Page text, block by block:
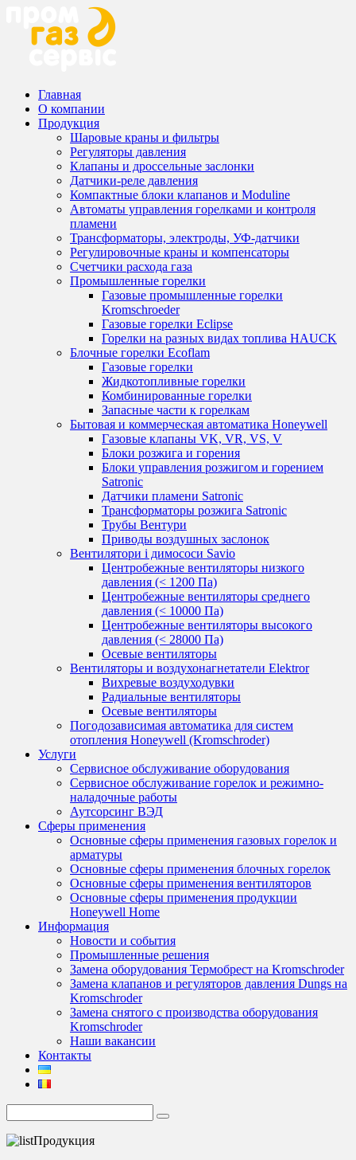
Главная
О компании
Продукция
Шаровые краны и фильтры
Регуляторы давления
Клапаны и дроссельные заслонки
Датчики-реле давления
Компактные блоки клапанов и Moduline
Автоматы управления горелками и контроля
пламени
Трансформаторы, электроды, УФ-датчики
Регулировочные краны и компенсаторы
Счетчики расхода газа
Промышленные горелки
Газовые промышленные горелки
Kromschroeder
Газовые горелки Eclipse
Горелки на разных видах топлива HAUCK
Блочные горелки Ecoflam
Газовые горелки
Жидкотопливные горелки
Комбинированные горелки
Запасные части к горелкам
Бытовая и коммерческая автоматика Honeywell
Газовые клапаны VK, VR, VS, V
Блоки розжига и горения
Блоки управления розжигом и горением
Satronic
Датчики пламени Satronic
Трансформаторы розжига Satronic
Трубы Вентури
Приводы воздушных заслонок
Вентилятори і димососи Savio
Центробежные вентиляторы низкого
давления (< 1200 Па)
Центробежные вентиляторы среднего
давления (< 10000 Па)
Центробежные вентиляторы высокого
давления (< 28000 Па)
Осевые вентиляторы
Вентиляторы и воздухонагнетатели Elektror
Вихревые воздуходувки
Радиальные вентиляторы
Осевые вентиляторы
Погодозависимая автоматика для систем
отопления Honeywell (Kromschroder)
Услуги
Сервисное обслуживание оборудования
Сервисное обслуживание горелок и режимно-
наладочные работы
Аутсорсинг ВЭД
Сферы применения
Основные сферы применения газовых горелок и
арматуры
Основные сферы применения блочных горелок
Основные сферы применения вентиляторов
Основные сферы применения продукции
Honeywell Home
Информация
Новости и события
Промышленные решения
Замена оборудования Термобрест на Kromschroder
Замена клапанов и регуляторов давления Dungs на
Kromschroder
Замена снятого с производства оборудования
Kromschroder
Наши вакансии
Контакты
Продукция